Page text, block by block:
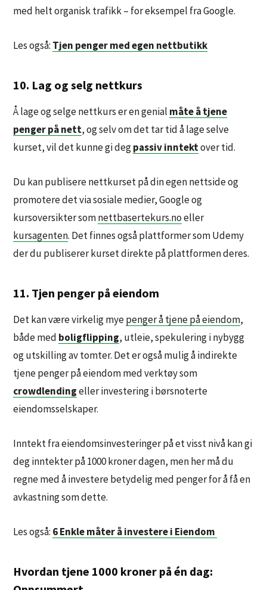
med helt organisk trafikk – for eksempel fra Google.
Les også: Tjen penger med egen nettbutikk
10. Lag og selg nettkurs
Å lage og selge nettkurs er en genial måte å tjene
penger på nett, og selv om det tar tid å lage selve
kurset, vil det kunne gi degpassiv inntektover tid.
Du kan publisere nettkurset på din egen nettside og
promotere det via sosiale medier, Google og
kursoversikter somnettbasertekurs.noeller
kursagenten. Det finnes også plattformer som Udemy
der du publiserer kurset direkte på plattformen deres.
11. Tjen penger på eiendom
Det kan være virkelig myepenger å tjene på eiendom,
både med boligflipping, utleie, spekulering i nybygg
og utskilling av tomter. Det er også mulig å indirekte
tjene penger på eiendom med verktøy som
crowdlendingeller investering i børsnoterte
eiendomsselskaper.
Inntekt fra eiendomsinvesteringer på et visst nivå kan gi
deg inntekter på 1000 kroner dagen, men her må du
regne med å investere betydelig med penger for å få en
avkastning som dette.
Les også: 6 Enkle måter å investere i Eiendom
Hvordan tjene 1000 kroner på én dag: